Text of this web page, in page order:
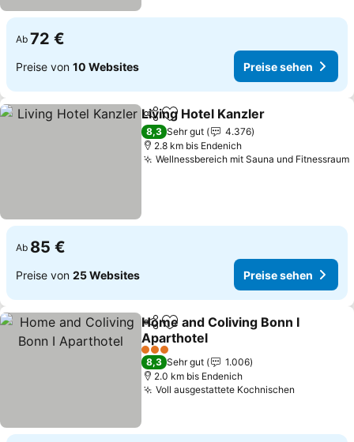
Ab 72 €
Preise von 10 Websites Preise sehen
TeilenZu Favoriten hinzufügen
Living Hotel Kanzler
8,3 Sehr gut
4.376
2.8 km bis Endenich
Wellnessbereich mit Sauna und Fitnessraum
Ab 85 €
Preise von 25 Websites Preise sehen
TeilenZu Favoriten hinzufügen
Home and Coliving Bonn I
Aparthotel
3 Sterne
8,3 Sehr gut
1.006
2.0 km bis Endenich
Voll ausgestattete Kochnischen